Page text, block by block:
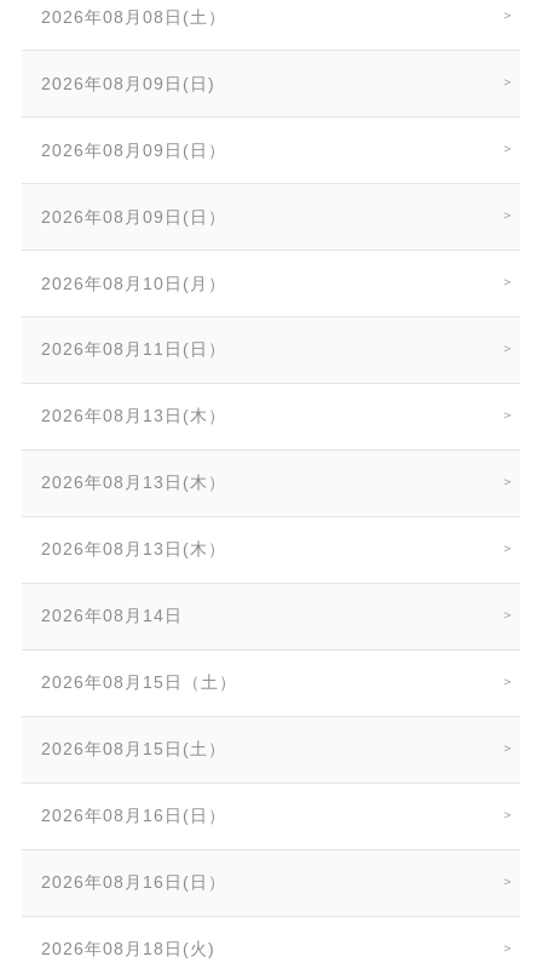
2026年08月08日(土）
2026年08月09日(日)
2026年08月09日(日）
2026年08月09日(日）
2026年08月10日(月）
2026年08月11日(日）
2026年08月13日(木）
2026年08月13日(木）
2026年08月13日(木）
2026年08月14日
2026年08月15日（土）
2026年08月15日(土）
2026年08月16日(日）
2026年08月16日(日）
2026年08月18日(火)